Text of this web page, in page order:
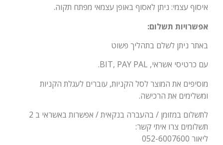
איסוף עצמי: ניתן לאסוף באופן עצמאי מפתח תקוה.
אפשרויות תשלום:
באתר ניתן לשלם בתהליך פשוט
עם כרטיסי אשראי, BIT, PAY PAL.
מוסיפים את המוצר לסל הקניות, עוברים לעגלת הקניות
ומשלימים את הרכישה.
לתשלום במזומן / בהעברה בנקאית / אפשרות באשראי ב 2
תשלומים צרו איתי קשר:
ליאור 052-6007600